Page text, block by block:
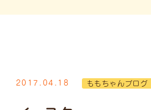
休診日 木曜日
診療時間 月火水木金土
2017.04.18 ももちゃんブログ